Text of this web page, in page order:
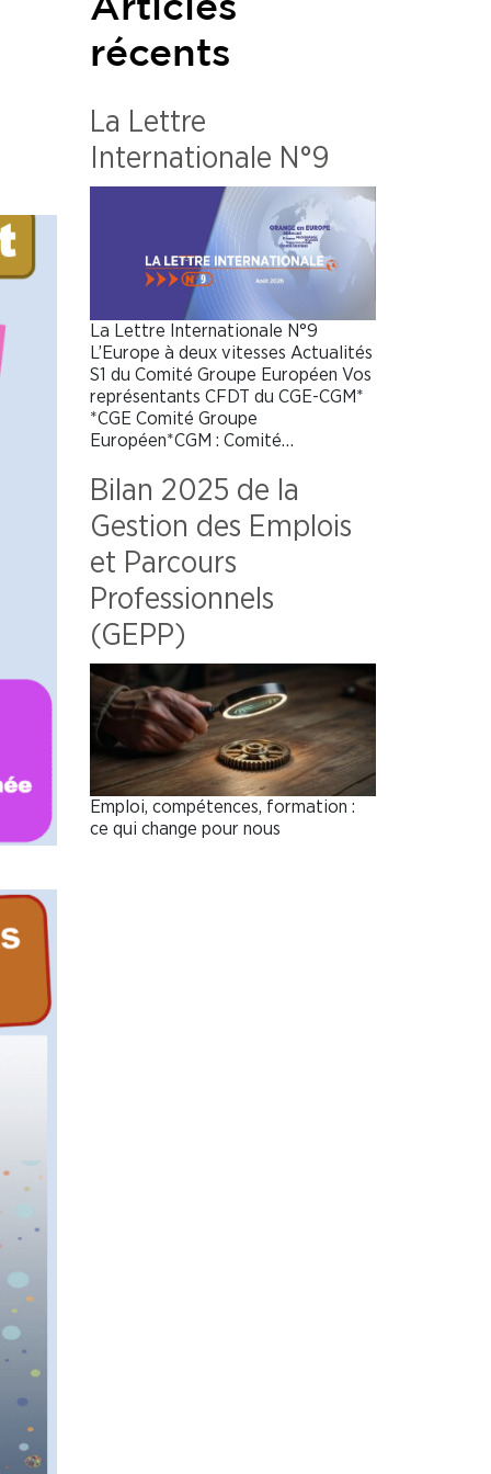
Articles
récents
La Lettre
Internationale N°9
La Lettre Internationale N°9
L’Europe à deux vitesses Actualités
S1 du Comité Groupe Européen Vos
représentants CFDT du CGE-CGM*
*CGE Comité Groupe
Européen*CGM : Comité…
Bilan 2025 de la
Gestion des Emplois
et Parcours
Professionnels
(GEPP)
Emploi, compétences, formation :
ce qui change pour nous